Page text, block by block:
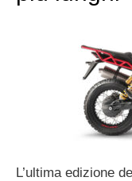
L’ultima edizione